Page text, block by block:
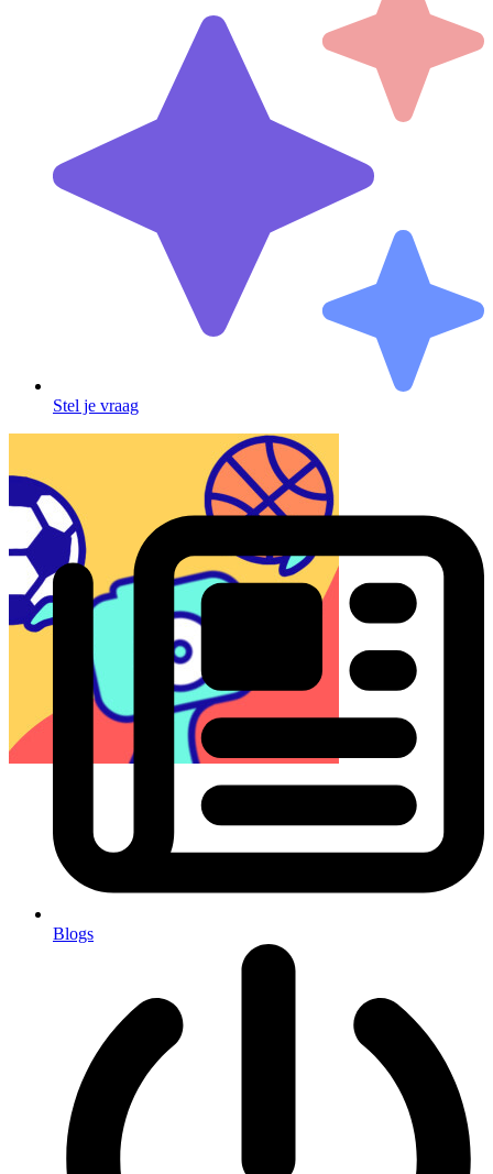
Stel je vraag
Blogs